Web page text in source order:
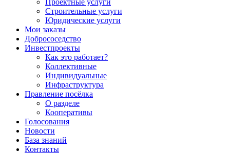
Проектные услуги
Строительные услуги
Юридические услуги
Мои заказы
Добрососедство
Инвестпроекты
Как это работает?
Коллективные
Индивидуальные
Инфраструктура
Правление посёлка
О разделе
Кооперативы
Голосования
Новости
База знаний
Контакты